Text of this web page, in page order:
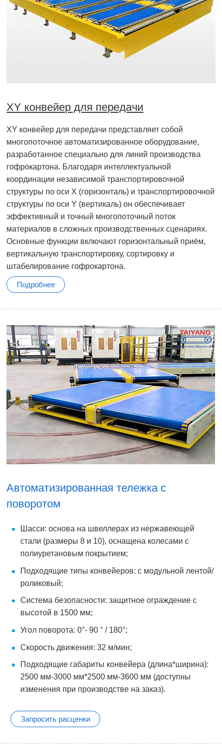
XY конвейер для передачи
XY конвейер для передачи представляет собой
многопоточное автоматизированное оборудование,
разработанное специально для линий производства
гофрокартона. Благодаря интеллектуальной
координации независимой транспортировочной
структуры по оси X (горизонталь) и транспортировочной
структуры по оси Y (вертикаль) он обеспечивает
эффективный и точный многопоточный поток
материалов в сложных производственных сценариях.
Основные функции включают горизонтальный приём,
вертикальную транспортировку, сортировку и
штабелирование гофрокартона.
Подробнее
Автоматизированная тележка с
поворотом
Шасси: основа на швеллерах из нержавеющей
стали (размеры 8 и 10), оснащена колесами с
полиуретановым покрытием;
Подходящие типы конвейеров: с модульной лентой/
роликовый;
Система безопасности: защитное ограждение с
высотой в 1500 мм;
Угол поворота: 0°- 90 ° / 180°;
Скорость движения: 32 м/мин;
Подходящие габариты конвейера (длина*ширина):
2500 мм-3000 мм*2500 мм-3600 мм (доступны
изменения при производстве на заказ).
Запросить расценки